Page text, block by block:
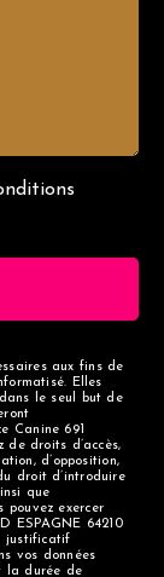
aux fins de
Elles
le seul but de
Canine 691
de droits d’accès,
d’opposition,
droit d’introduire
que
pouvez exercer
ESPAGNE 64210
justificatif
vos données
la durée de